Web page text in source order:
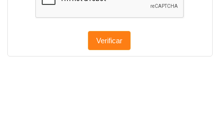
Verificar